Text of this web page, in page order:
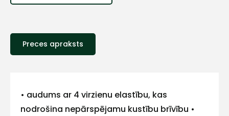
Preces apraksts
• audums ar 4 virzienu elastību, kas
nodrošina nepārspējamu kustību brīvību •
ar
+